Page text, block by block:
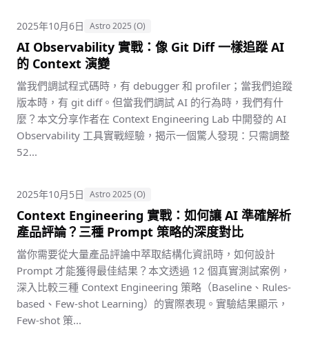
2025年10月6日 Astro 2025 (O)
AI Observability 實戰：像 Git Diff 一樣追蹤 AI
的 Context 演變
當我們調試程式碼時，有 debugger 和 profiler；當我們追蹤
版本時，有 git diff。但當我們調試 AI 的行為時，我們有什
麼？本文分享作者在 Context Engineering Lab 中開發的 AI
Observability 工具實戰經驗，揭示一個驚人發現：只需調整
52...
2025年10月5日 Astro 2025 (O)
Context Engineering 實戰：如何讓 AI 準確解析
產品評論？三種 Prompt 策略的深度對比
當你需要從大量產品評論中萃取結構化資訊時，如何設計
Prompt 才能獲得最佳結果？本文透過 12 個真實測試案例，
深入比較三種 Context Engineering 策略（Baseline、Rules-
based、Few-shot Learning）的實際表現。實驗結果顯示，
Few-shot 策...